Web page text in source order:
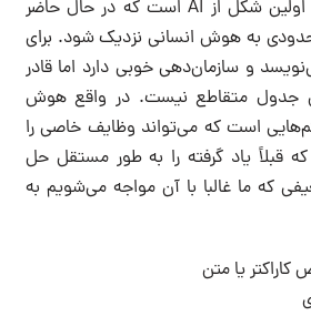
هوش مصنوعی ضعیف اولین شکل از AI است که در حال حاضر
به هوش انسانی نزدیک شود. برای
و سازمان‌دهی خوبی دارد اما قادر
حل جدول متقاطع نیست. در واقع هوش
است که می‌تواند وظایف خاصی را
قبلاً یاد گرفته‌ را به طور مستقل حل
که ما غالبا با آن مواجه می‌شویم به
یا متن